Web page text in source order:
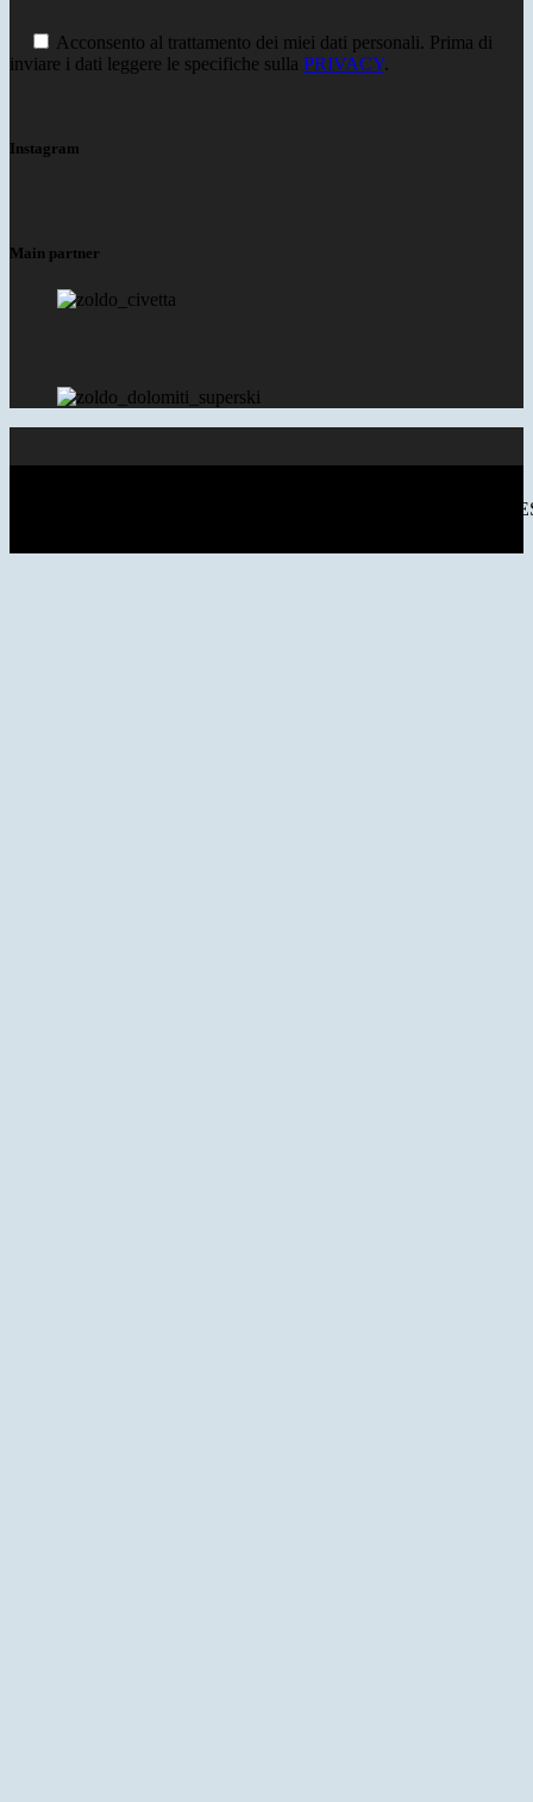
Acconsento al trattamento dei miei dati personali. Prima di
inviare i dati leggere le specifiche sulla PRIVACY.
Instagram
Main partner
© 2018 VAL DI ZOLDO